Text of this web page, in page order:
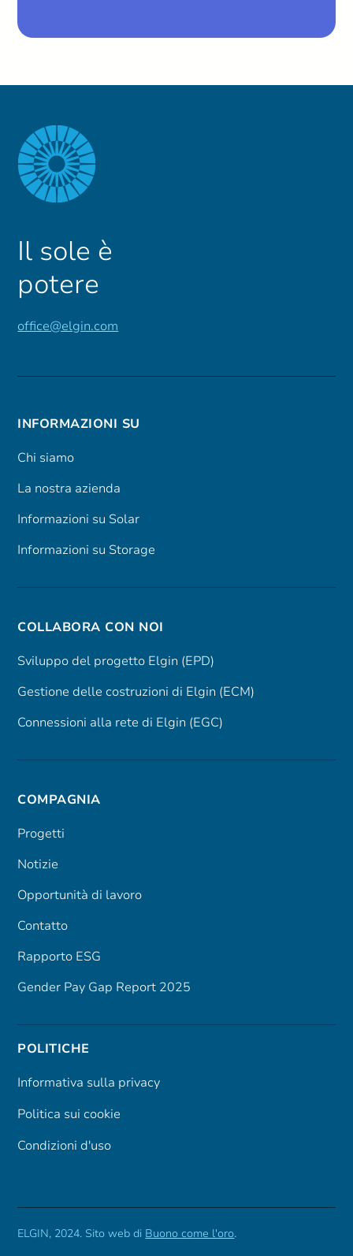
Il sole è
potere
office@elgin.com
INFORMAZIONI SU
Chi siamo
La nostra azienda
Informazioni su Solar
Informazioni su Storage
COLLABORA CON NOI
Sviluppo del progetto Elgin (EPD)
Gestione delle costruzioni di Elgin (ECM)
Connessioni alla rete di Elgin (EGC)
COMPAGNIA
Progetti
Notizie
Opportunità di lavoro
Contatto
Rapporto ESG
Gender Pay Gap Report 2025
POLITICHE
Informativa sulla privacy
Politica sui cookie
Condizioni d'uso
ELGIN, 2024. Sito web di Buono come l'oro.